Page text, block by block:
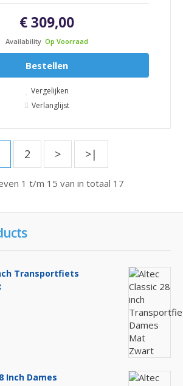
€ 309,00
Availability Op Voorraad
Bestellen
Vergelijken
Verlanglijst
2 > >|
1 t/m 15 van in totaal 17
Transportfiets
Inch Dames